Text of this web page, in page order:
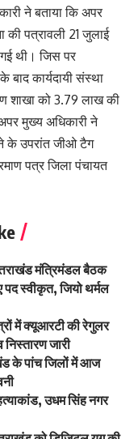
ने बताया कि अपर
की पत्रावली 21 जुलाई
थी। जिस पर
बाद कार्यदायी संस्था
शाखा को 3.79 लाख की
मुख्य अधिकारी ने
के उपरांत जीओ टैग
पत्र जिला पंचायत
मंत्रिमंडल बैठक
पद स्वीकृत, जियो थर्मल
में क्यूआरटी की रेगुलर
जारी
के पांच जिलों में आज
उधम सिंह नगर